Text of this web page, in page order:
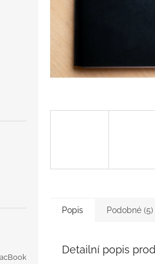
Popis Podobné (5)
Detailní popis